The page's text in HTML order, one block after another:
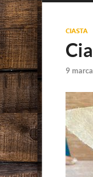
CIASTA
9